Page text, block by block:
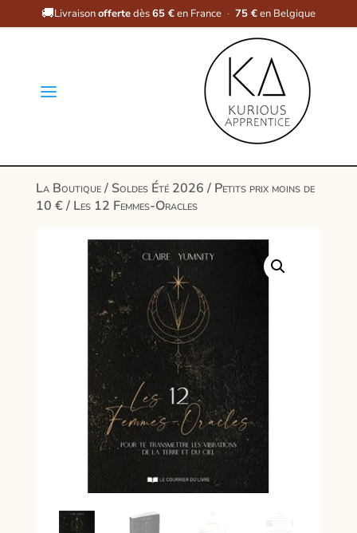
🚚Livraisonoffertedès65 €en France · 75 €en Belgique
a
La Boutique/ Soldes Été 2026/ Petits prix moins de
10 €/ Les 12 Femmes-Oracles